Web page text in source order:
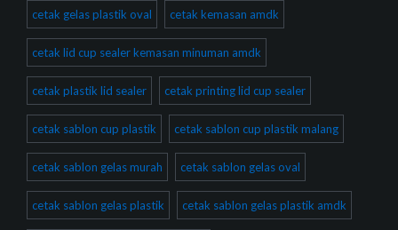
cetak gelas plastik oval cetak kemasan amdk
cetak lid cup sealer kemasan minuman amdk
cetak plastik lid sealer cetak printing lid cup sealer
cetak sablon cup plastik cetak sablon cup plastik malang
cetak sablon gelas murah cetak sablon gelas oval
cetak sablon gelas plastik cetak sablon gelas plastik amdk